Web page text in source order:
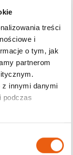
treści
i
o tym, jak
partnerom
z innymi danymi
podczas
z instrukcją
Sp. z o.o.;
ran.